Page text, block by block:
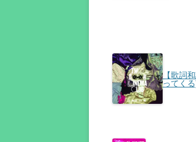
【歌詞
ってく